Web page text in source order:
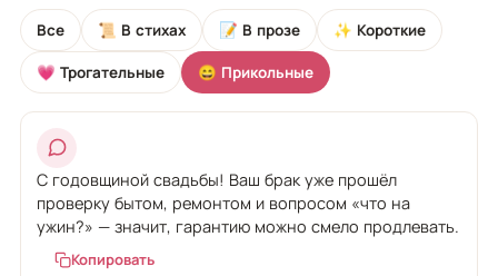
Все 📜 В стихах 📝 В прозе ✨ Короткие
💗 Трогательные 😄 Прикольные
С годовщиной свадьбы! Ваш брак уже прошёл
проверку бытом, ремонтом и вопросом «что на
ужин?» — значит, гарантию можно смело продлевать.
Копировать